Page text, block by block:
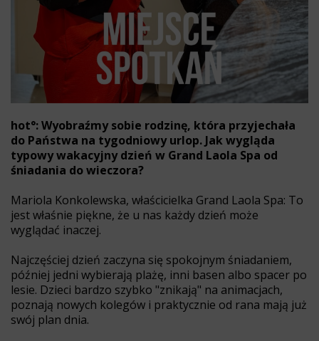
hot°: Wyobraźmy sobie rodzinę, która przyjechała
do Państwa na tygodniowy urlop. Jak wygląda
typowy wakacyjny dzień w Grand Laola Spa od
śniadania do wieczora?
Mariola Konkolewska, właścicielka Grand Laola Spa: To
jest właśnie piękne, że u nas każdy dzień może
wyglądać inaczej.
Najczęściej dzień zaczyna się spokojnym śniadaniem,
później jedni wybierają plażę, inni basen albo spacer po
lesie. Dzieci bardzo szybko "znikają" na animacjach,
poznają nowych kolegów i praktycznie od rana mają już
swój plan dnia.